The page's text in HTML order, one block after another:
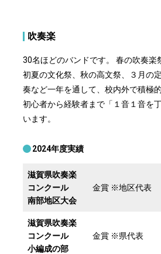
吹奏楽
30名ほどのバンドです。 春の吹奏楽
初夏の文化祭、秋の高文祭、３月の
奏など一年を通して、校内外で積極
初心者から経験者まで「１音１音を
います。
2024年度実績
滋賀県吹奏楽
コンクール
南部地区大会
金賞 ※地区代表
滋賀県吹奏楽
コンクール
小編成の部
金賞 ※県代表